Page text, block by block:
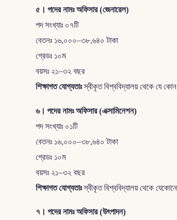
৫। পদের নামঃ অফিসার (জেনারেল)
পদ সংখ্যাঃ ০৭টি
বেতনঃ ১৬,০০০–৩৮,৬৪০ টাকা
গ্রেডঃ ১০ম
বয়সঃ ২১–৩২ বছর
শিক্ষাগত যোগ্যতাঃস্বীকৃত বিশ্ববিদ্যালয় থেকে যে
৬। পদের নামঃ অফিসার (এক্সামিনেশন)
পদ সংখ্যাঃ ০১টি
বেতনঃ ১৬,০০০–৩৮,৬৪০ টাকা
গ্রেডঃ ১০ম
বয়সঃ ২১–৩২ বছর
শিক্ষাগত যোগ্যতাঃস্বীকৃত বিশ্ববিদ্যালয় থেকে
৭। পদের নামঃ অফিসার (উৎপাদন)